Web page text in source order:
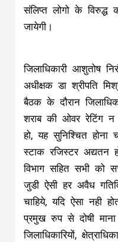
संलिप्त लोगो के विरुद्ध
जायेगी।
जिलाधिकारी आशुतोष
अधीक्षक डा श्रीपति
बैठक के दौरान
शराब की ओवर रेटिंग
हो, यह सुनिश्चित होना
स्टाक रजिस्टर अद्यतन
विभाग सहित सभी को
जुडी ऐसी हर अवैध
चाहिये, यदि ऐसा नही
प्रमुख रुप से दोषी
जिलाधिकारियों,